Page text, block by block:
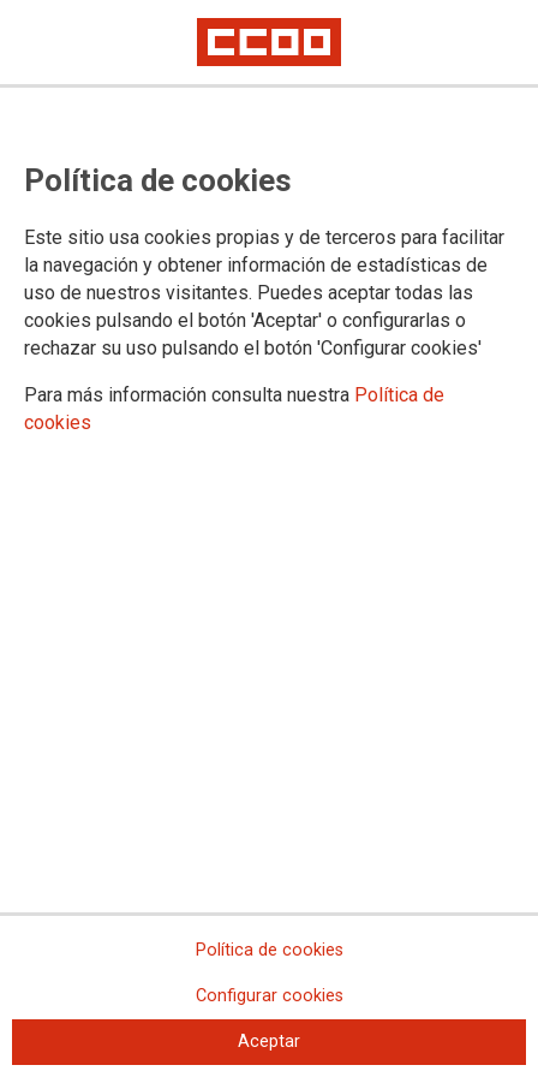
Política de cookies
Este sitio usa cookies propias y de terceros para facilitar
la navegación y obtener información de estadísticas de
uso de nuestros visitantes. Puedes aceptar todas las
cookies pulsando el botón 'Aceptar' o configurarlas o
rechazar su uso pulsando el botón 'Configurar cookies'
Para más información consulta nuestra Política de
cookies
Política de cookies
Configurar cookies
Aceptar
Confederación Sindical de Comisiones Obreras
Fundación Memoria y futuro del trabajo
Fundación sindicalismo y cultura
Fundación Juan Muñiz Zapico
Fundació Ateneu
Fundación Jesús Pereda